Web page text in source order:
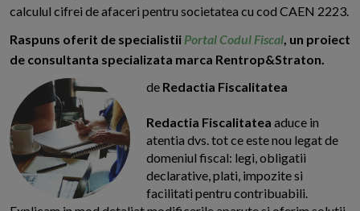
calculul cifrei de afaceri pentru societatea cu cod CAEN 2223.
Raspuns oferit de specialistii Portal Codul Fiscal, un proiect
de consultanta specializata marca Rentrop&Straton.
de Redactia Fiscalitatea
Redactia Fiscalitatea aduce in
atentia dvs. tot ce este nou legat de
domeniul fiscal: legi, obligatii
declarative, plati, impozite si
facilitati pentru contribuabili.